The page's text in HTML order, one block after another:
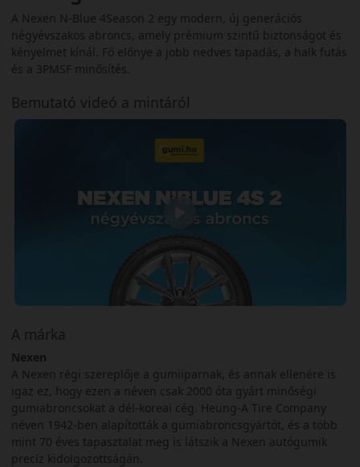
A Nexen N-Blue 4Season 2 egy modern, új generációs
négyévszakos abroncs, amely prémium szintű biztonságot és
kényelmet kínál. Fő előnye a jobb nedves tapadás, a halk futás
és a 3PMSF minősítés.
Bemutató videó a mintáról
A márka
Nexen
A Nexen régi szereplője a gumiiparnak, és annak ellenére is
igaz ez, hogy ezen a néven csak 2000 óta gyárt minőségi
gumiabroncsokat a dél-koreai cég. Heung-A Tire Company
néven 1942-ben alapították a gumiabroncsgyártót, és a több
mint 70 éves tapasztalat meg is látszik a Nexen autógumik
precíz kidolgozottságán.